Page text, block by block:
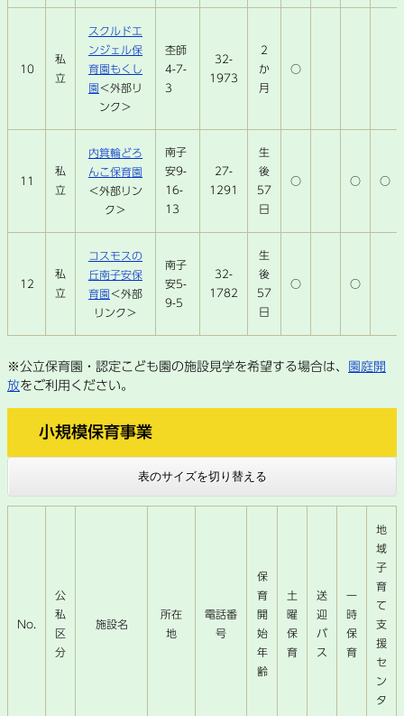
10
私
立
スクルドエ
ンジェル保
育園もくし
園＜外部リ
ンク＞
杢師
4-7-
3
32-
1973
2
か
月
○
11
私
立
内箕輪どろ
んこ保育園
＜外部リン
ク＞
南子
安9-
16-
13
27-
1291
生
後
57
日
○ ○ ○
12
私
立
コスモスの
丘南子安保
育園＜外部
リンク＞
南子
安5-
9-5
32-
1782
生
後
57
日
○ ○
※公立保育園・認定こども園の施設見学を希望する場合は、
園庭開
放をご利用ください。
小規模保育事業
表のサイズを切り替える
No.
公
私
区
分
施設名
所在
地
電話番
号
保
育
開
始
年
齢
土
曜
保
育
送
迎
バ
ス
一
時
保
育
地
域
子
育
て
支
援
セ
ン
タ